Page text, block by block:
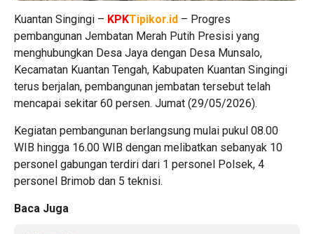
Kuantan Singingi – KPKTipikor.id – Progres
pembangunan Jembatan Merah Putih Presisi yang
menghubungkan Desa Jaya dengan Desa Munsalo,
Kecamatan Kuantan Tengah, Kabupaten Kuantan Singingi
terus berjalan, pembangunan jembatan tersebut telah
mencapai sekitar 60 persen. Jumat (29/05/2026).
Kegiatan pembangunan berlangsung mulai pukul 08.00
WIB hingga 16.00 WIB dengan melibatkan sebanyak 10
personel gabungan terdiri dari 1 personel Polsek, 4
personel Brimob dan 5 teknisi.
Baca Juga